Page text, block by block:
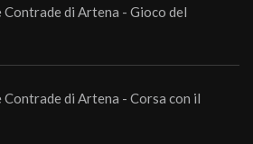
Contrade di Artena - Gioco del
Contrade di Artena - Corsa con il